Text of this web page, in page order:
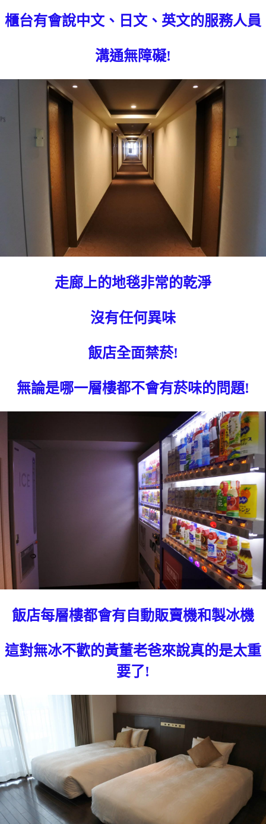
櫃台有會說中文、日文、英文的服務人員
溝通無障礙!
走廊上的地毯非常的乾淨
沒有任何異味
飯店全面禁菸!
無論是哪一層樓都不會有菸味的問題!
飯店每層樓都會有自動販賣機和製冰機
這對無冰不歡的黃董老爸來說真的是太重
要了!